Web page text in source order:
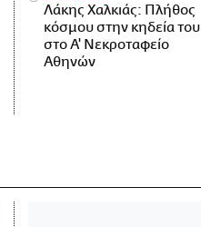
Λάκης Χαλκιάς: Πλήθος
κόσμου στην κηδεία του
στο Α' Νεκροταφείο
Αθηνών